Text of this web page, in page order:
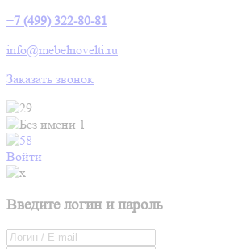
+7 (499) 322-80-81
info@mebelnovelti.ru
Заказать звонок
Войти
Введите логин и пароль